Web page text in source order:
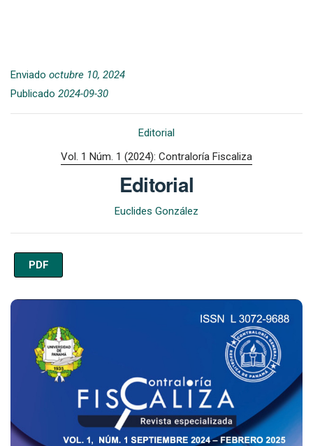
Enviado octubre 10, 2024
Publicado 2024-09-30
Editorial
Vol. 1 Núm. 1 (2024): Contraloría Fiscaliza
Editorial
Euclides González
PDF
Imagen de portada